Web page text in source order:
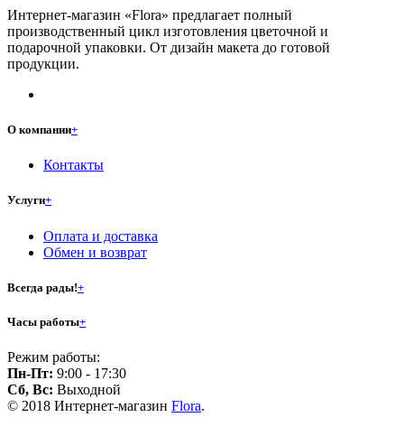
Интернет-магазин «Flora» предлагает полный
производственный цикл изготовления цветочной и
подарочной упаковки. От дизайн макета до готовой
продукции.
О компании+
Контакты
Услуги+
Оплата и доставка
Обмен и возврат
Всегда рады!+
Часы работы+
Режим работы:
Пн-Пт: 9:00 - 17:30
Сб, Вс: Выходной
© 2018 Интернет-магазин Flora.